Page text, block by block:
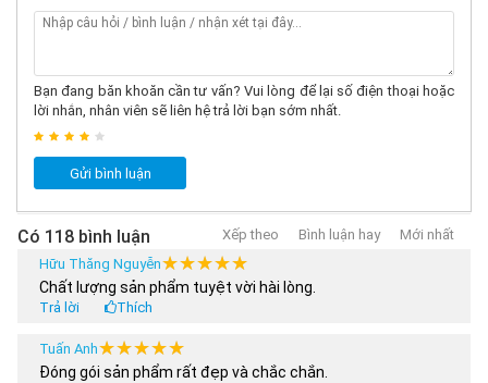
Bạn đang băn khoăn cần tư vấn? Vui lòng để lại số điện thoại hoặc
lời nhắn, nhân viên sẽ liên hệ trả lời bạn sớm nhất.
Gửi bình luận
Có 118 bình luận Xếp theo Bình luận hay
Mới nhất
Hữu Thăng Nguyễn★★★★★
★★★★★
Chất lượng sản phẩm tuyệt vời hài lòng.
Trả lời Thích
Tuấn Anh★★★★★
★★★★★
Đóng gói sản phẩm rất đẹp và chắc chắn.